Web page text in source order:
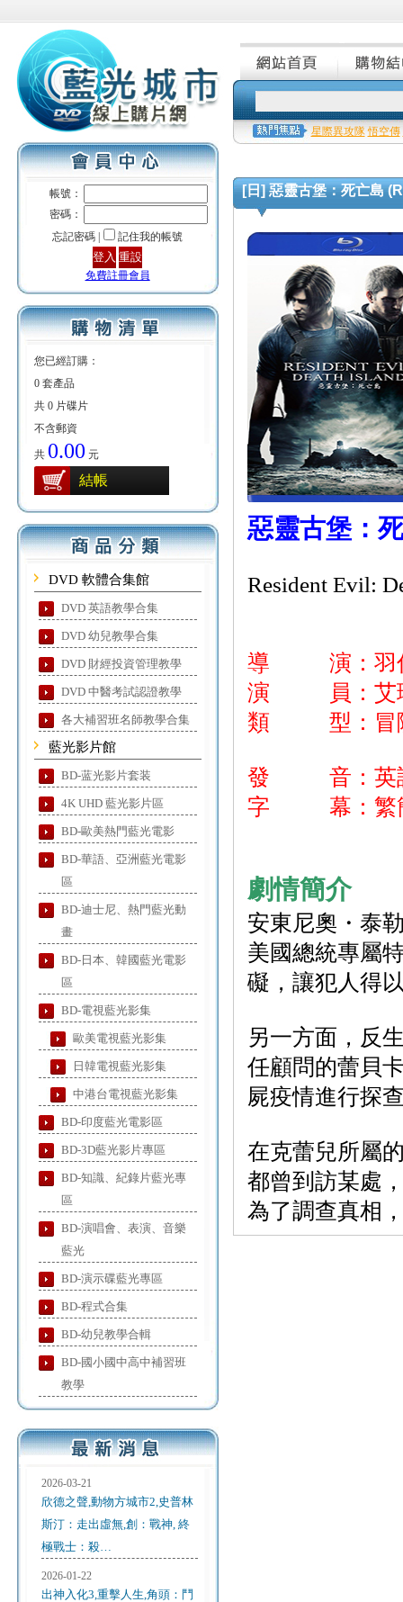
帳號：
密碼：
忘記密碼 |
記住我的帳號
免費註冊會員
您已經訂購：
0 套產品
共 0 片碟片
不含郵資
共 0.00 元
結帳
DVD 軟體合集館
DVD 英語教學合集
DVD 幼兒教學合集
DVD 財經投資管理教學
DVD 中醫考試認證教學
各大補習班名師教學合集
藍光影片館
BD-蓝光影片套装
4K UHD 藍光影片區
BD-歐美熱門藍光電影
BD-華語、亞洲藍光電影
區
BD-迪士尼、熱門藍光動
畫
BD-日本、韓國藍光電影
區
BD-電視藍光影集
歐美電視藍光影集
日韓電視藍光影集
中港台電視藍光影集
BD-印度藍光電影區
BD-3D藍光影片專區
BD-知識、紀錄片藍光專
區
BD-演唱會、表演、音樂
藍光
BD-演示碟藍光專區
BD-程式合集
BD-幼兒教學合輯
BD-國小國中高中補習班
教學
2026-03-21
欣德之聲,動物方城市2,史普林
斯汀：走出虛無,創：戰神, 終
極戰士：殺…
2026-01-22
出神入化3,重擊人生,角頭：鬥
星際異攻隊 悟空傳
[日] 惡靈古堡：死亡島
惡靈古堡：
Resident Evil:
導 演：羽
演 員：艾琳
類 型：冒險
發 音：英
字 幕：繁簡
劇情簡介
安東尼奧・泰
美國總統專屬
礙，讓犯人得
另一方面，反
任顧問的蕾貝
屍疫情進行探
在克蕾兒所屬
都曾到訪某處
為了調查真相